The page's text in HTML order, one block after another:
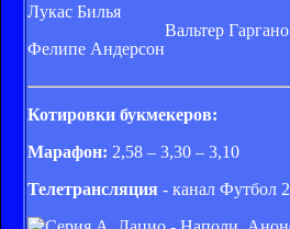
Лукас Билья
Фелипе Андерсон
Вальтер Гаргано
Котировки букмекеров:
Марафон: 2,58 – 3,30 – 3,10
Телетрансляция - канал Футбол 2